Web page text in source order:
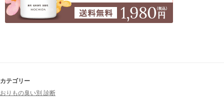
カテゴリー
おりもの臭い別 診断